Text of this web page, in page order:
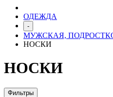
ОДЕЖДА
-
МУЖСКАЯ,
НОСКИ
НОСКИ
Фильтры